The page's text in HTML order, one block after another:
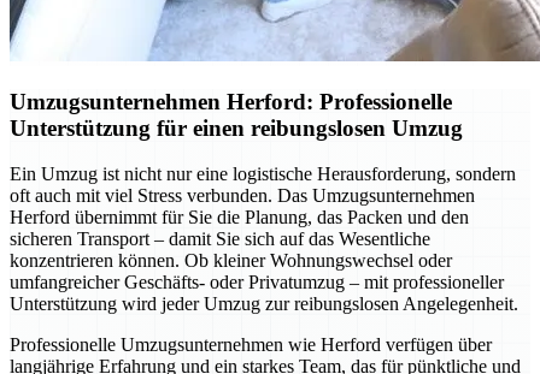
Umzugsunternehmen Herford: Professionelle
Unterstützung für einen reibungslosen Umzug
Ein Umzug ist nicht nur eine logistische Herausforderung, sondern
oft auch mit viel Stress verbunden. Das Umzugsunternehmen
Herford übernimmt für Sie die Planung, das Packen und den
sicheren Transport – damit Sie sich auf das Wesentliche
konzentrieren können. Ob kleiner Wohnungswechsel oder
umfangreicher Geschäfts- oder Privatumzug – mit professioneller
Unterstützung wird jeder Umzug zur reibungslosen Angelegenheit.
Professionelle Umzugsunternehmen wie Herford verfügen über
langjährige Erfahrung und ein starkes Team, das für pünktliche und